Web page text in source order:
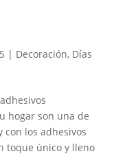
| Decoración, Días
hogar son una de
con los adhesivos
toque único y lleno